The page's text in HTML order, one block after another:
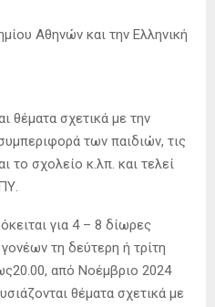
Αθηνών και την Ελληνική
θέματα σχετικά με την
των παιδιών, τις
το σχολείο κ.λπ. και τελεί
για 4 – 8 δίωρες
τη δεύτερη ή τρίτη
από Νοέμβριο 2024
θέματα σχετικά με